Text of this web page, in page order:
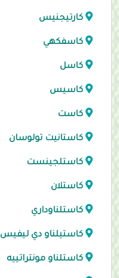
كارتيجنيس
كاسفكهي
كاسل
كاسيس
كاست
كاستانيت تولوسان
كاستلجينست
كاستلان
كاستلناوداري
كاستيلناو دي ليفيس
كاستلناو مونتراتييه